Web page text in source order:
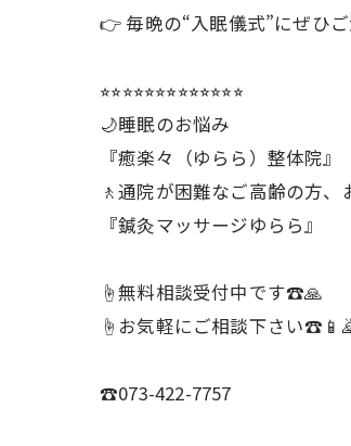
👉 毎晩の“入眠儀式”にぜひ
︎⭐︎⭐︎⭐︎⭐︎⭐︎⭐︎⭐︎⭐︎⭐︎⭐︎⭐︎⭐︎⭐︎
🌙睡眠のお悩み
『癒楽々（ゆらら）整体院』
🚶通院が困難なご高齢の方
『鍼灸マッサージゆらら』
☝️無料相談受付中です☎️🙏
☝️お気軽にご相談下さい
☎️073-422-7757